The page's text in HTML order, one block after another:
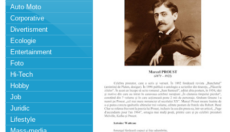
Auto Moto
Corporative
Divertisment
Ecologie
Entertainment
Foto
Hi-Tech
Hobby
Job
Juridic
Lifestyle